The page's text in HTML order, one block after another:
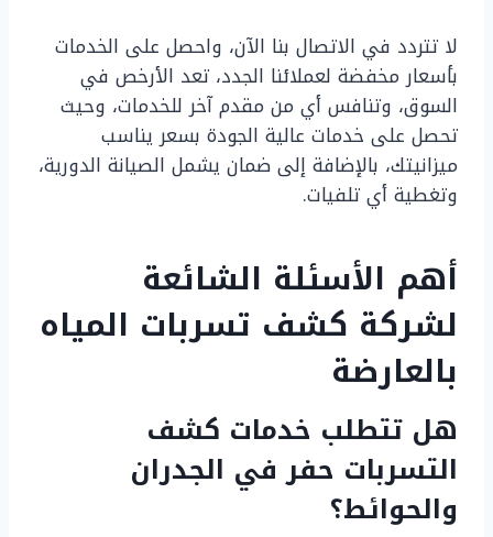
لا تتردد في الاتصال بنا الآن، واحصل على الخدمات
بأسعار مخفضة لعملائنا الجدد، تعد الأرخص في
السوق، وتنافس أي من مقدم آخر للخدمات، وحيث
تحصل على خدمات عالية الجودة بسعر يناسب
ميزانيتك، بالإضافة إلى ضمان يشمل الصيانة الدورية،
وتغطية أي تلفيات.
أهم الأسئلة الشائعة
لشركة كشف تسربات المياه
بالعارضة
هل تتطلب خدمات كشف
التسربات حفر في الجدران
والحوائط؟